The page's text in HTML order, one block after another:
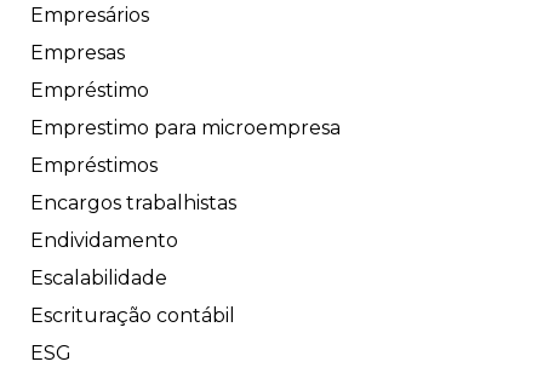
Empresários
Empresas
Empréstimo
Emprestimo para microempresa
Empréstimos
Encargos trabalhistas
Endividamento
Escalabilidade
Escrituração contábil
ESG